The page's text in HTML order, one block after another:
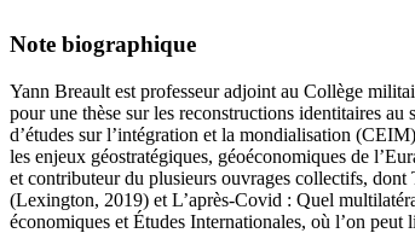
Note biographique
Yann Breault est professeur adjoint au Collège
pour une thèse sur les reconstructions identitaires
d’études sur l’intégration et la mondialisation
les enjeux géostratégiques, géoéconomiques de
et contributeur du plusieurs ouvrages collectifs,
(Lexington, 2019) et L’après-Covid : Quel
économiques et Études Internationales, où l’on peut